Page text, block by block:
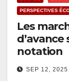
PERSPECTIVES
Les
d’avance
notation
SEP 12, 2025